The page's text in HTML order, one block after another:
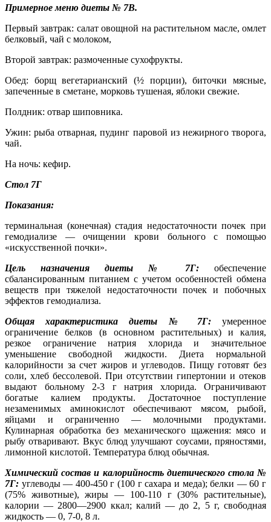
Примерное меню диеты № 7В.
Первый завтрак: салат овощной на растительном масле, омлет
белковый, чай с молоком,
Второй завтрак: размоченные сухофрукты.
Обед: борщ вегетарианский (½ порции), биточки мясные,
запеченные в сметане, морковь тушеная, яблоки свежие.
Полдник: отвар шиповника.
Ужин: рыба отварная, пудинг паровой из нежирного творога,
чай.
На ночь: кефир.
Стол 7Г
Показания:
терминальная (конечная) стадия недостаточности почек при
гемодиализе — очищении крови больного с помощью
«искусственной почки».
Цель назначения диеты № 7Г: обеспечение
сбалансированным питанием с учетом особенностей обмена
веществ при тяжелой недостаточности почек и побочных
эффектов гемодиализа.
Общая характеристика диеты № 7Г:умеренное
ограничение белков (в основном растительных) и калия,
резкое ограничение натрия хлорида и значительное
уменьшение свободной жидкости. Диета нормальной
калорийности за счет жиров и углеводов. Пищу готовят без
соли, хлеб бессолевой. При отсутствии гипертонии и отеков
выдают больному 2-3 г натрия хлорида. Ограничивают
богатые калием продукты. Достаточное поступление
незаменимых аминокислот обеспечивают мясом, рыбой,
яйцами и ограниченно — молочными продуктами.
Кулинарная обработка без механического щажения: мясо и
рыбу отваривают. Вкус блюд улучшают соусами, пряностями,
лимонной кислотой. Температура блюд обычная.
Химический состав и калорийность диетического стола №
7Г: углеводы — 400-450 г (100 г сахара и меда); белки — 60 г
(75% животные), жиры — 100-110 г (30% растительные),
калории — 2800—2900 ккал; калий — до 2, 5 г, свободная
жидкость — 0, 7-0, 8 л.